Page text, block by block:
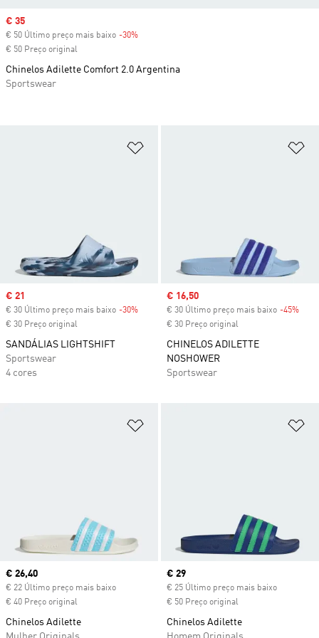
Sale price
€ 21
€ 30 Último preço mais baixo -30% Discount
€ 30 Preço original
SANDÁLIAS LIGHTSHIFT
Sportswear
4 cores
Sale price
€ 16,50
€ 30 Último preço mais baixo -45%
€ 30 Preço original
CHINELOS ADILETTE
NOSHOWER
Sportswear
Current price
€ 26,40
€ 22 Último preço mais baixo
€ 40 Preço original
Chinelos Adilette
Current price
€ 29
€ 25 Último preço mais baixo
€ 50 Preço original
Chinelos Adilette
Sale price
€ 35
€ 50 Último preço mais baixo -30%
€ 50 Preço original
Chinelos Adilette Comfort 2.0 Argentina
Sportswear